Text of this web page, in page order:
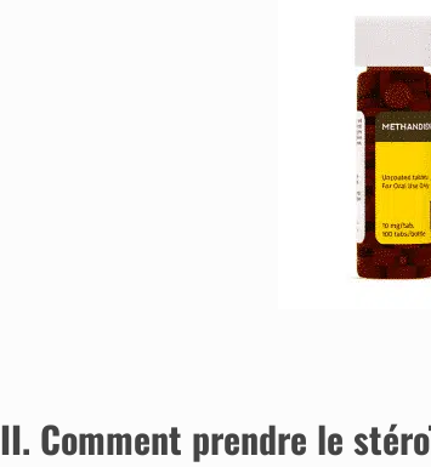
II. Comment prendre le